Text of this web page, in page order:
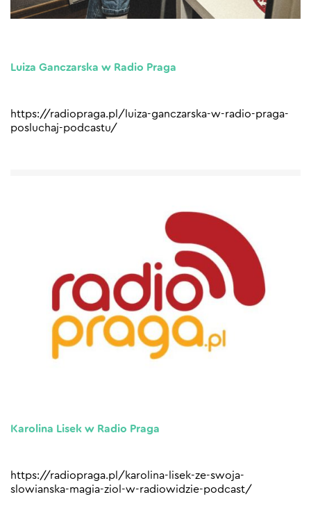
Luiza Ganczarska w Radio Praga
https://radiopraga.pl/luiza-ganczarska-w-radio-praga-
posluchaj-podcastu/
Karolina Lisek w Radio Praga
https://radiopraga.pl/karolina-lisek-ze-swoja-
slowianska-magia-ziol-w-radiowidzie-podcast/